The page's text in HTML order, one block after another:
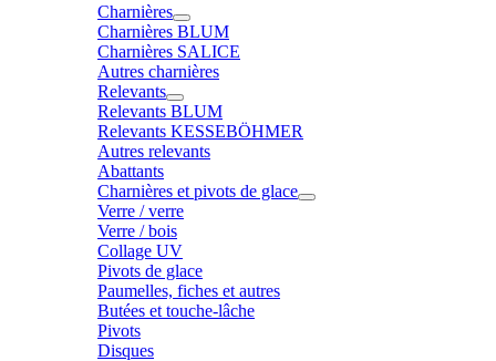
Charnières
Charnières BLUM
Charnières SALICE
Autres charnières
Relevants
Relevants BLUM
Relevants KESSEBÖHMER
Autres relevants
Abattants
Charnières et pivots de glace
Verre / verre
Verre / bois
Collage UV
Pivots de glace
Paumelles, fiches et autres
Butées et touche-lâche
Pivots
Disques